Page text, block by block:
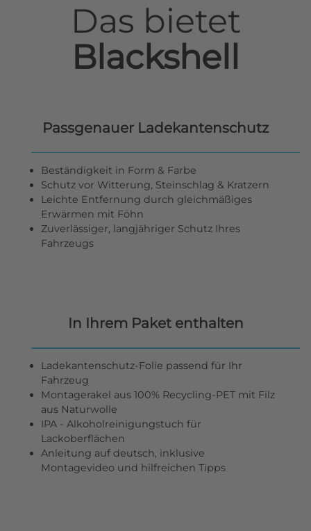
Das bietet
Blackshell
Passgenauer Ladekantenschutz
Beständigkeit in Form & Farbe
Schutz vor Witterung, Steinschlag & Kratzern
Leichte Entfernung durch gleichmäßiges
Erwärmen mit Föhn
Zuverlässiger, langjähriger Schutz Ihres
Fahrzeugs
In Ihrem Paket enthalten
Ladekantenschutz-Folie passend für Ihr
Fahrzeug
Montagerakel aus 100% Recycling-PET mit Filz
aus Naturwolle
IPA - Alkoholreinigungstuch für
Lackoberflächen
Anleitung auf deutsch, inklusive
Montagevideo und hilfreichen Tipps